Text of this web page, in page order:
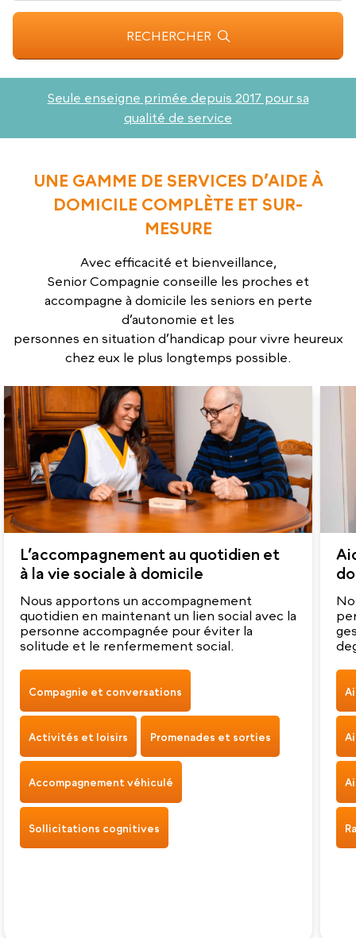
RECHERCHER
Seule enseigne primée depuis 2017 pour sa
qualité de service
UNE GAMME DE SERVICES D’AIDE À
DOMICILE COMPLÈTE ET SUR-
MESURE
Avec efficacité et bienveillance,
Senior Compagnie conseille les proches et
accompagne à domicile les seniors en perte
d’autonomie et les
personnes en situation d’handicap pour vivre heureux
chez eux le plus longtemps possible.
L’accompagnement au quotidien et
à la vie sociale à domicile
Nous apportons un accompagnement
quotidien en maintenant un lien social avec la
personne accompagnée pour éviter la
solitude et le renfermement social.
Compagnie et conversations
Activités et loisirs Promenades et sorties
Accompagnement véhiculé
Sollicitations cognitives